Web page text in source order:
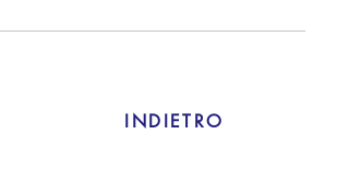
INDIETRO